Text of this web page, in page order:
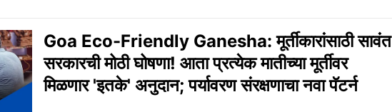
Goa Eco-Friendly Ganesha: मूर्तीकारांसाठी सावंत
सरकारची मोठी घोषणा! आता प्रत्येक मातीच्या मूर्तीवर
मिळणार 'इतके' अनुदान; पर्यावरण संरक्षणाचा नवा पॅटर्न